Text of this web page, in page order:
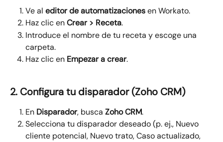
Ve al editor de automatizaciones en Workato.
Haz clic en Crear > Receta.
Introduce el nombre de tu receta y escoge una
carpeta.
Haz clic en Empezar a crear.
2. Configura tu disparador (Zoho CRM)
En Disparador, busca Zoho CRM.
Selecciona tu disparador deseado (p. ej., Nuevo
cliente potencial, Nuevo trato, Caso actualizado,